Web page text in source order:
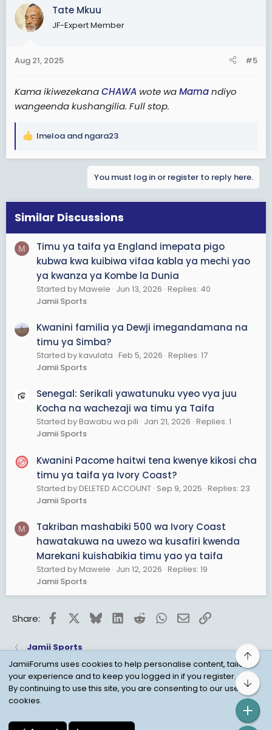
c
t
i
s
Tate Mkuu
JF-Expert Member
Aug 21, 2025 #5
Kama ikiwezekanaCHAWA wote waMamandiyo
wangeenda kushangilia. Full stop.
R
i
o
s
:
Imeloa and ngara23
You must log in or register to reply here.
Similar Discussions
M
Timu ya taifa ya England imepata pigo
kubwa kwa kuibiwa vifaa kabla ya mechi yao
ya kwanza ya Kombe la Dunia
Started by Mawele Jun 13, 2026 Replies: 40
Jamii Sports
Kwanini familia ya Dewji imegandamana na
timu ya Simba?
Started by kavulata Feb 5, 2026 Replies: 17
Jamii Sports
Senegal: Serikali yawatunuku vyeo vya juu
Kocha na wachezaji wa timu ya Taifa
Started by Bawabu wa pili Jan 21, 2026 Replies: 1
Jamii Sports
Kwanini Pacome haitwi tena kwenye kikosi cha
timu ya taifa ya Ivory Coast?
Started by DELETED ACCOUNT Sep 9, 2025 Replies: 23
Jamii Sports
M
Takriban mashabiki 500 wa Ivory Coast
hawatakuwa na uwezo wa kusafiri kwenda
Marekani kuishabikia timu yao ya taifa
Started by Mawele Jun 12, 2026 Replies: 19
Jamii Sports
Share: FacebookBlueskyLinkedInRedditWhatsApp
EmailLink
Jamii Sports
Child Protection Policy
Personal Data Protection
JamiiForums uses cookies to help personalise content, tailor
your experience and to keep you logged in if you register.
By continuing to use this site, you are consenting to our use of
cookies.
Top